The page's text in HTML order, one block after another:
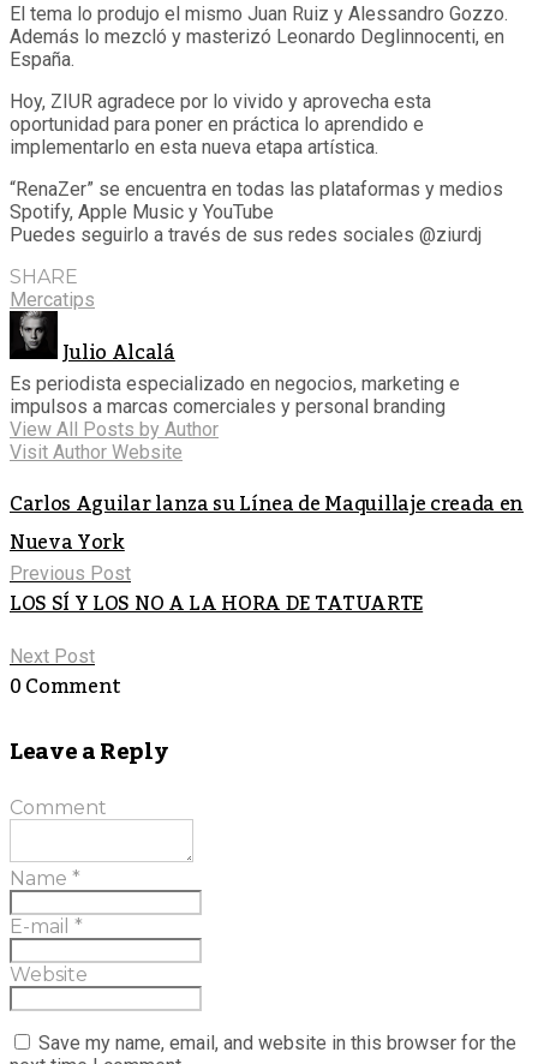
El tema lo produjo el mismo Juan Ruiz y Alessandro Gozzo.
Además lo mezcló y masterizó Leonardo Deglinnocenti, en
España.
Hoy, ZIUR agradece por lo vivido y aprovecha esta
oportunidad para poner en práctica lo aprendido e
implementarlo en esta nueva etapa artística.
“RenaZer” se encuentra en todas las plataformas y medios
Spotify, Apple Music y YouTube
Puedes seguirlo a través de sus redes sociales @ziurdj
SHARE
Mercatips
Julio Alcalá
Es periodista especializado en negocios, marketing e
impulsos a marcas comerciales y personal branding
View All Posts by Author
Visit Author Website
Carlos Aguilar lanza su Línea de Maquillaje creada en
Nueva York
Previous Post
LOS SÍ Y LOS NO A LA HORA DE TATUARTE
Next Post
0 Comment
Leave a Reply
Comment
Name *
E-mail *
Website
Save my name, email, and website in this browser for the